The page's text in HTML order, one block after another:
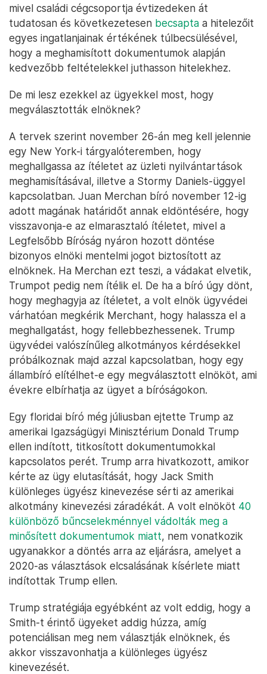
mivel családi cégcsoportja évtizedeken át
tudatosan és következetesen becsapta a hitelezőit
egyes ingatlanjainak értékének túlbecsülésével,
hogy a meghamisított dokumentumok alapján
kedvezőbb feltételekkel juthasson hitelekhez.
De mi lesz ezekkel az ügyekkel most, hogy
megválasztották elnöknek?
A tervek szerint november 26-án meg kell jelennie
egy New York-i tárgyalóteremben, hogy
meghallgassa az ítéletet az üzleti nyilvántartások
meghamisításával, illetve a Stormy Daniels-üggyel
kapcsolatban. Juan Merchan bíró november 12-ig
adott magának határidőt annak eldöntésére, hogy
visszavonja-e az elmarasztaló ítéletet, mivel a
Legfelsőbb Bíróság nyáron hozott döntése
bizonyos elnöki mentelmi jogot biztosított az
elnöknek. Ha Merchan ezt teszi, a vádakat elvetik,
Trumpot pedig nem ítélik el. De ha a bíró úgy dönt,
hogy meghagyja az ítéletet, a volt elnök ügyvédei
várhatóan megkérik Merchant, hogy halassza el a
meghallgatást, hogy fellebbezhessenek. Trump
ügyvédei valószínűleg alkotmányos kérdésekkel
próbálkoznak majd azzal kapcsolatban, hogy egy
állambíró elítélhet-e egy megválasztott elnököt, ami
évekre elbírhatja az ügyet a bíróságokon.
Egy floridai bíró még júliusban ejtette Trump az
amerikai Igazságügyi Minisztérium Donald Trump
ellen indított, titkosított dokumentumokkal
kapcsolatos perét. Trump arra hivatkozott, amikor
kérte az ügy elutasítását, hogy Jack Smith
különleges ügyész kinevezése sérti az amerikai
alkotmány kinevezési záradékát. A volt elnököt 40
különböző bűncselekménnyel vádolták meg a
minősített dokumentumok miatt, nem vonatkozik
ugyanakkor a döntés arra az eljárásra, amelyet a
2020-as választások elcsalásának kísérlete miatt
indítottak Trump ellen.
Trump stratégiája egyébként az volt eddig, hogy a
Smith-t érintő ügyeket addig húzza, amíg
potenciálisan meg nem választják elnöknek, és
akkor visszavonhatja a különleges ügyész
kinevezését.